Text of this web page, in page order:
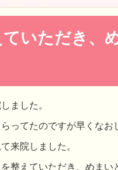
いただき、
ました。
ってたのですが早くなお
来院しました。
整えていただき、めまい